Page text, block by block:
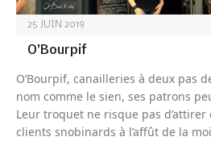
25 JUIN 2019
O’Bourpif
O’Bourpif, canailleries à deux pas
nom comme le sien, ses patrons
Leur troquet ne risque pas
clients snobinards à l’affût de la